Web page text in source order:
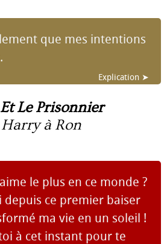
que mes intentions
Explication ➤
Le Prisonnier
Harry à Ron
le plus en ce monde ?
depuis ce premier baiser
ma vie en un soleil !
à cet instant pour te